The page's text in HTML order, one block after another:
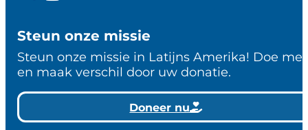
Steun onze missie
Steun onze missie in Latijns Amerika! Doe
en maak verschil door uw donatie.
Doneer nu